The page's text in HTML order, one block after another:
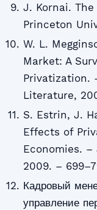
J. Kornai.
Princeton
W. L.
Market: A
Privatization.
Literature,
S. Estrin, J.
Effects of
Economies.
2009. –
Кадровый
управление